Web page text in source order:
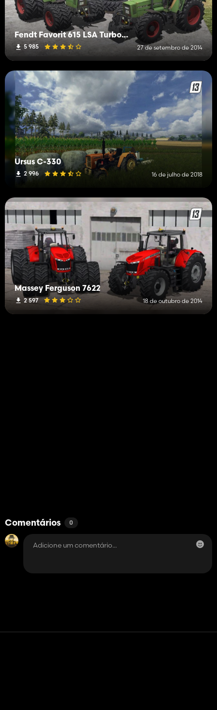
Fendt Favorit 615 LSA Turbomatik V3
5 985 27 de setembro de 2014
Ursus C-330
2 996 16 de julho de 2018
Massey Ferguson 7622
2 597 18 de outubro de 2014
Comentários 0